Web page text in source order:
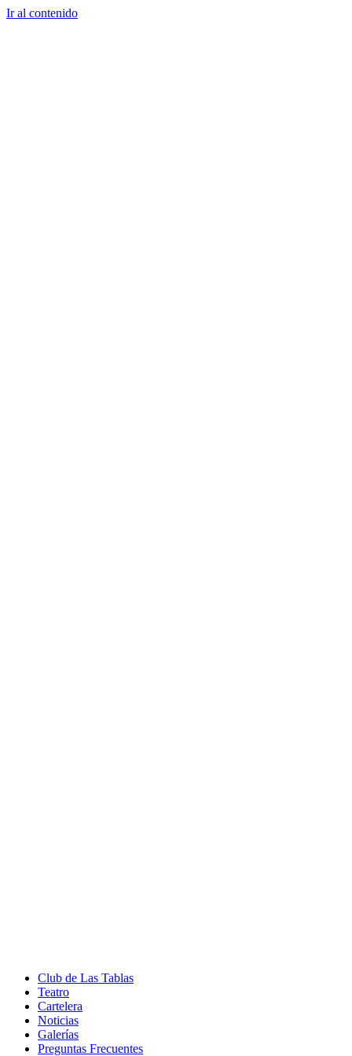
Ir al contenido
Club de Las Tablas
Teatro
Cartelera
Noticias
Galerías
Preguntas Frecuentes